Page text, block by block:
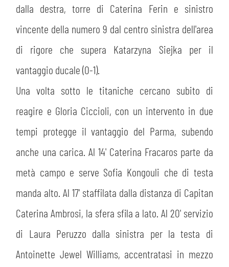
dalla destra, torre di Caterina Ferin e sinistro
vincente della numero 9 dal centro sinistra dell'area
di rigore che supera Katarzyna Siejka per il
vantaggio ducale (0-1).
Una volta sotto le titaniche cercano subito di
reagire e Gloria Ciccioli, con un intervento in due
tempi protegge il vantaggio del Parma, subendo
anche una carica. Al 14' Caterina Fracaros parte da
metà campo e serve Sofia Kongouli che di testa
manda alto. Al 17' staffilata dalla distanza di Capitan
Caterina Ambrosi, la sfera sfila a lato. Al 20' servizio
di Laura Peruzzo dalla sinistra per la testa di
Antoinette Jewel Williams, accentratasi in mezzo